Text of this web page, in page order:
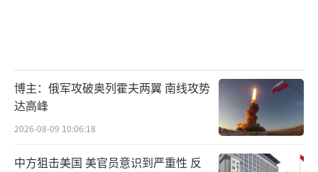
博主：俄军攻破奥列霍夫两翼 南线攻势
达高峰
2026-08-09 10:06:18
中方狙击美国 美官员意识到严重性 反